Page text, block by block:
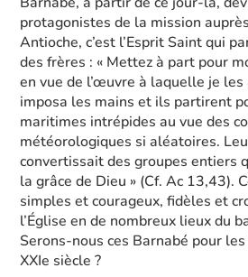
protagonistes de la mission
Antioche, c’est l’Esprit Saint qui
des frères : « Mettez à part pour
en vue de l’œuvre à laquelle je
imposa les mains et ils partirent
maritimes intrépides au vue des
météorologiques si aléatoires.
convertissait des groupes entiers
la grâce de Dieu » (Cf. Ac 13,43).
simples et courageux, fidèles et
l’Église en de nombreux lieux du
Serons-nous ces Barnabé pour
XXIe siècle ?